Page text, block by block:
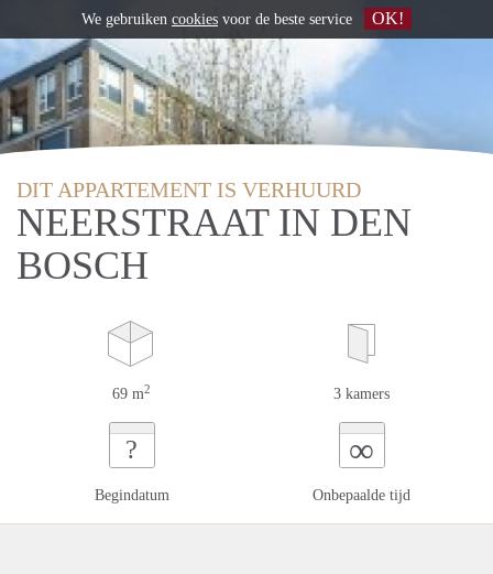
DIT APPARTEMENT IS VERHUURD
NEERSTRAAT IN DEN
BOSCH
69 m2 3 kamers
?
Begindatum
∞
Onbepaalde tijd
We gebruiken cookies voor de beste service OK!